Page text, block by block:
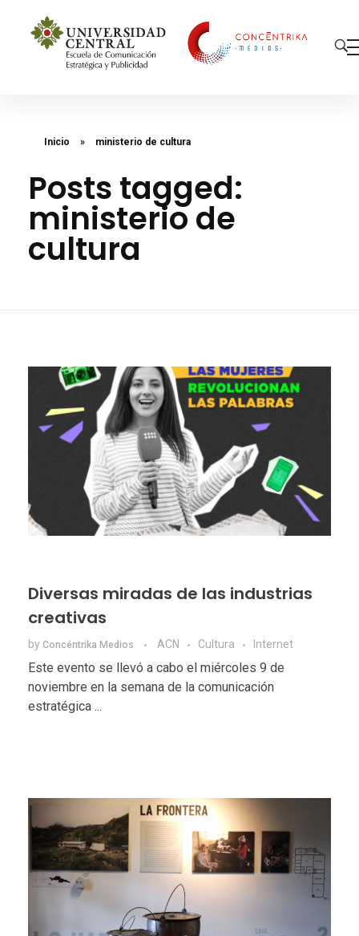
Inicio » ministerio de cultura
Posts tagged:
ministerio de
cultura
Diversas miradas de las industrias
creativas
by Concéntrika Medios ACN Cultura Internet
Este evento se llevó a cabo el miércoles 9 de
noviembre en la semana de la comunicación
estratégica ...